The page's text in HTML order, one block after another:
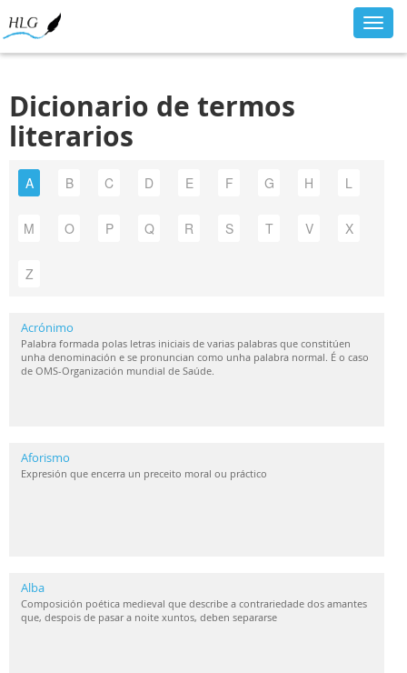
Dicionario de termos
literarios
A B C D E F G H L
M O P Q R S T V X
Z
Acrónimo
Palabra formada polas letras iniciais de varias palabras que constitúen
unha denominación e se pronuncian como unha palabra normal. É o caso
de OMS-Organización mundial de Saúde.
Aforismo
Expresión que encerra un preceito moral ou práctico
Alba
Composición poética medieval que describe a contrariedade dos amantes
que, despois de pasar a noite xuntos, deben separarse